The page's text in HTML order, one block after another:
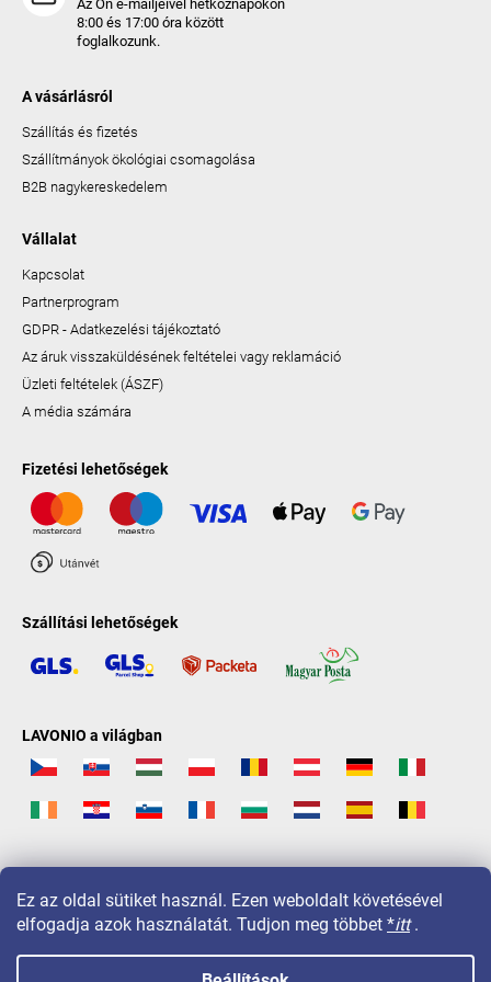
Ez az oldal sütiket használ. Ezen weboldalt követésével
elfogadja azok használatát. Tudjon meg többet *itt.
Az Ön e-mailjeivel hétköznapokon
8:00 és 17:00 óra között
foglalkozunk.
A vásárlásról
Szállítás és fizetés
Szállítmányok ökológiai csomagolása
B2B nagykereskedelem
Vállalat
Kapcsolat
Partnerprogram
GDPR - Adatkezelési tájékoztató
Az áruk visszaküldésének feltételei vagy reklamáció
Üzleti feltételek (ÁSZF)
A média számára
Fizetési lehetőségek
Szállítási lehetőségek
LAVONIO a világban